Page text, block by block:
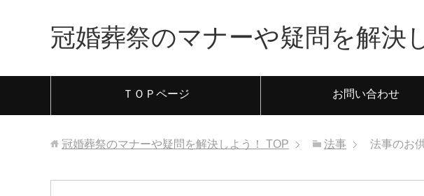
冠婚葬祭のマナーや疑問を解決
ＴＯＰページ お問い合わせ
冠婚葬祭のマナーや疑問を解決しよう！ TOP 法事 法事のお